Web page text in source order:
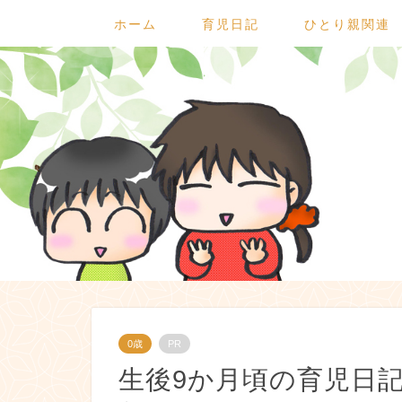
ホーム 育児日記 ひとり親関連
0歳 PR
生後9か月頃の育児日